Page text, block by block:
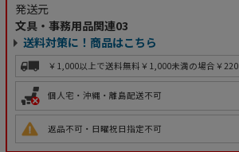
発送元
文具・事務用品関連03
送料対策に！商品はこちら
￥1,000以上で送料無料 ￥1,000未満の場合￥220
個人宅・沖縄・離島配送不可
返品不可・日曜祝日指定不可